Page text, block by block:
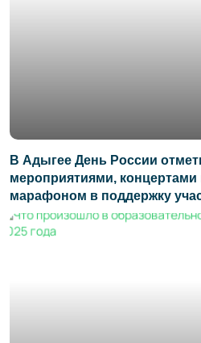
В Адыгее День России
мероприятиями,
марафоном в поддержку